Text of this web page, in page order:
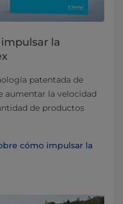
la
patentada de
aumentar la velocidad
de productos
cómo impulsar la